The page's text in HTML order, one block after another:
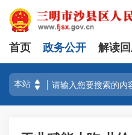
首页 政务公开 解读